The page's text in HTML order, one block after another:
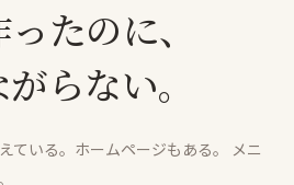
たのに、
らない。
いる。ホームページもある。
メニ